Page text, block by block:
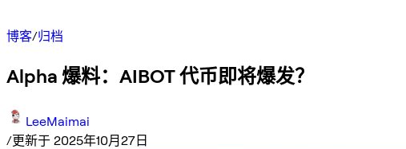
博客/归档
Alpha 爆料：AIBOT 代币即将爆发？
LeeMaimai
/更新于 2025年10月27日